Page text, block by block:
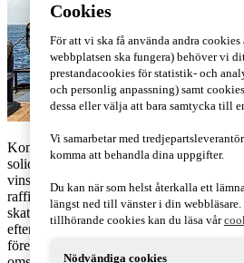
Kommissionen föreslår att det tillfälligt
solidaritetsbidrag från övervinster i
vinster från företag verksamma inom
raffinaderisektorerna. Solidaritetsbidraget
skattepliktiga övervinster som gjorts
eftersom dessa vinster inte motsvarar
företagen kunde ha förväntat sig att få
Cookies
För att vi ska få använda andra
webbplatsen ska fungera) behöver vi
prestandacookies för statistik- och
och personlig anpassning) samt
dessa eller välja att bara samtycka till
Vi samarbetar med
komma att behandla dina uppgifter.
Du kan när som helst återkalla ett
längst ned till vänster i din
tillhörande cookies kan du läsa vår
Nödvändiga cookies